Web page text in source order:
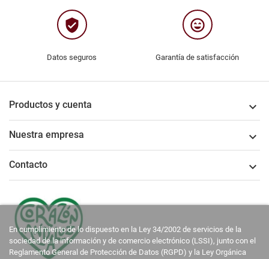
verified_user
Datos seguros
sentiment_very_satisfied
Garantía de satisfacción
Productos y cuenta 
Nuestra empresa 
Contacto 
En cumplimiento de lo dispuesto en la Ley 34/2002 de servicios de la
sociedad de la información y de comercio electrónico (LSSI), junto con el
Reglamento General de Protección de Datos (RGPD) y la Ley Orgánica